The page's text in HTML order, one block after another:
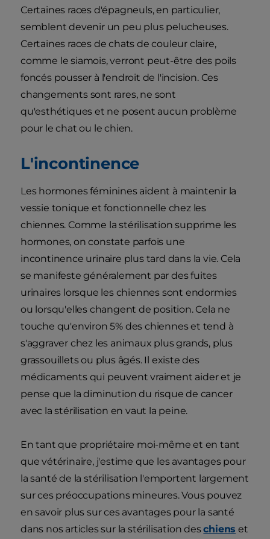
Certaines races d'épagneuls, en particulier,
semblent devenir un peu plus pelucheuses.
Certaines races de chats de couleur claire,
comme le siamois, verront peut-être des poils
foncés pousser à l'endroit de l'incision. Ces
changements sont rares, ne sont
qu'esthétiques et ne posent aucun problème
pour le chat ou le chien.
L'incontinence
Les hormones féminines aident à maintenir la
vessie tonique et fonctionnelle chez les
chiennes. Comme la stérilisation supprime les
hormones, on constate parfois une
incontinence urinaire plus tard dans la vie. Cela
se manifeste généralement par des fuites
urinaires lorsque les chiennes sont endormies
ou lorsqu'elles changent de position. Cela ne
touche qu'environ 5% des chiennes et tend à
s'aggraver chez les animaux plus grands, plus
grassouillets ou plus âgés. Il existe des
médicaments qui peuvent vraiment aider et je
pense que la diminution du risque de cancer
avec la stérilisation en vaut la peine.
En tant que propriétaire moi-même et en tant
que vétérinaire, j'estime que les avantages pour
la santé de la stérilisation l'emportent largement
sur ces préoccupations mineures. Vous pouvez
en savoir plus sur ces avantages pour la santé
dans nos articles sur la stérilisation deschiens et